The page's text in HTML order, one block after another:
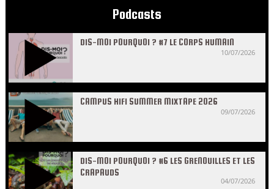
Podcasts
DIS-MOI POURQUOI ? #7 LE CORPS HUMAIN
10/07/2026
CAMPUS HIFI SUMMER MIXTAPE 2026
09/07/2026
DIS-MOI POURQUOI ? #6 LES GRENOUILLES ET LES
CRAPAUDS
04/07/2026